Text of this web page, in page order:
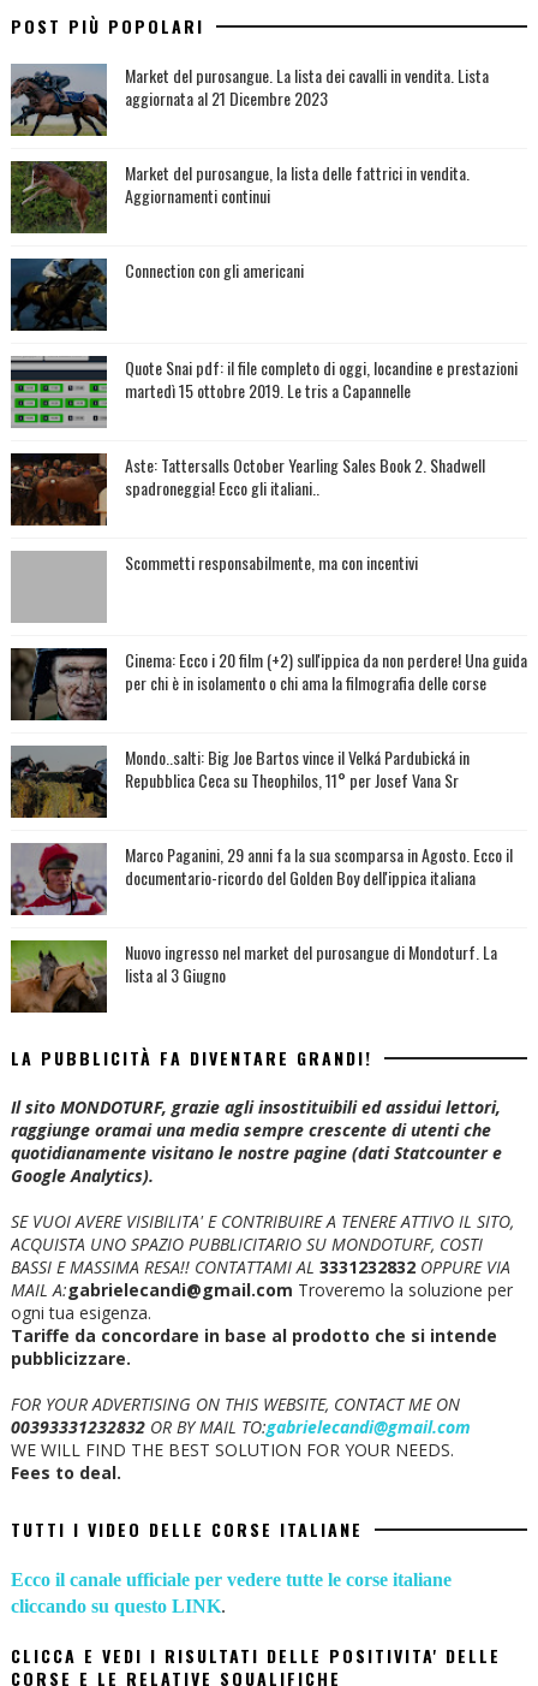
POST PIÙ POPOLARI
Market del purosangue. La lista dei cavalli in vendita. Lista
aggiornata al 21 Dicembre 2023
Market del purosangue, la lista delle fattrici in vendita.
Aggiornamenti continui
Connection con gli americani
Quote Snai pdf: il file completo di oggi, locandine e prestazioni
martedì 15 ottobre 2019. Le tris a Capannelle
Aste: Tattersalls October Yearling Sales Book 2. Shadwell
spadroneggia! Ecco gli italiani..
Scommetti responsabilmente, ma con incentivi
Cinema: Ecco i 20 film (+2) sull'ippica da non perdere! Una guida
per chi è in isolamento o chi ama la filmografia delle corse
Mondo..salti: Big Joe Bartos vince il Velká Pardubická in
Repubblica Ceca su Theophilos, 11° per Josef Vana Sr
Marco Paganini, 29 anni fa la sua scomparsa in Agosto. Ecco il
documentario-ricordo del Golden Boy dell'ippica italiana
Nuovo ingresso nel market del purosangue di Mondoturf. La
lista al 3 Giugno
LA PUBBLICITÀ FA DIVENTARE GRANDI!
Il sito MONDOTURF, grazie agli insostituibili ed assidui lettori,
raggiunge oramai una media sempre crescente di utenti che
quotidianamente visitano le nostre pagine (dati Statcounter e
Google Analytics).
SE VUOI AVERE VISIBILITA' E CONTRIBUIRE A TENERE ATTIVO IL SITO,
ACQUISTA UNO SPAZIO PUBBLICITARIO SU MONDOTURF, COSTI
BASSI E MASSIMA RESA!! CONTATTAMI AL 3331232832 OPPURE VIA
MAIL A:gabrielecandi@gmail.com Troveremo la soluzione per
ogni tua esigenza.
Tariffe da concordare in base al prodotto che si intende
pubblicizzare.
FOR YOUR ADVERTISING ON THIS WEBSITE, CONTACT ME ON
00393331232832OR BY MAIL TO:gabrielecandi@gmail.com
WE WILL FIND THE BEST SOLUTION FOR YOUR NEEDS.
Fees to deal.
TUTTI I VIDEO DELLE CORSE ITALIANE
Ecco il canale ufficiale per vedere tutte le corse italiane
cliccando su questo LINK.
CLICCA E VEDI I RISULTATI DELLE POSITIVITA' DELLE
CORSE E LE RELATIVE SQUALIFICHE